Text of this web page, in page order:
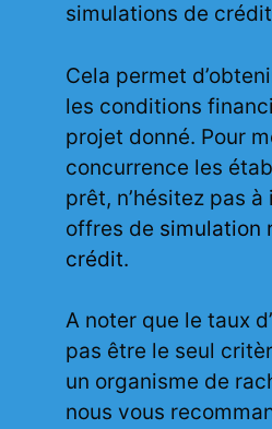
simulations de
Cela permet
les conditions
projet donné. Pour
concurrence les
prêt, n’hésitez pas
offres de simulation
crédit.
A noter que le taux
pas être le seul
un organisme de
nous vous